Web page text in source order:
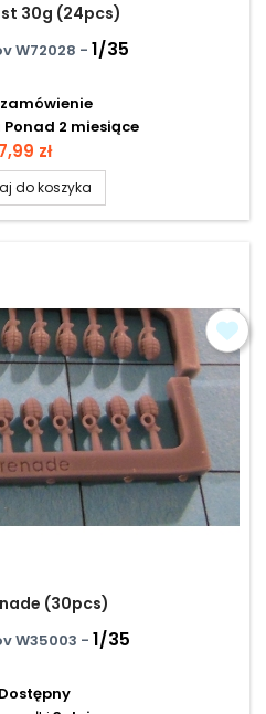
30g (24pcs)
W72028 - 1/35
Ponad 2 miesiące
zł
do koszyka
(30pcs)
W35003 - 1/35
Dostępny